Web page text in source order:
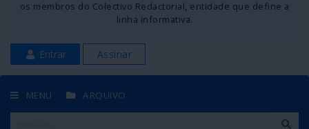
os membros do Colectivo Redactorial, entidade que define a
linha informativa.
Entrar Assinar
MENU ARQUIVO